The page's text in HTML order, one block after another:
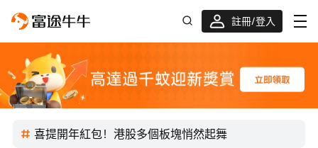
註冊/登入
高達過千蚊獎賞
喜提開年紅包！港股多個板塊悄然起舞